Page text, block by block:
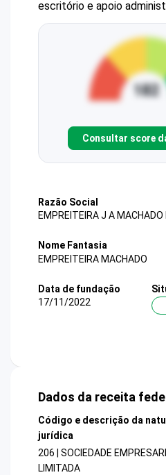
escritório e apoio
Consultar score
Razão Social
EMPREITEIRA J A MACHADO
Nome Fantasia
EMPREITEIRA MACHADO
Data de fundação
17/11/2022
Dados da receita
Código e descrição da
jurídica
206 | SOCIEDADE
LIMITADA